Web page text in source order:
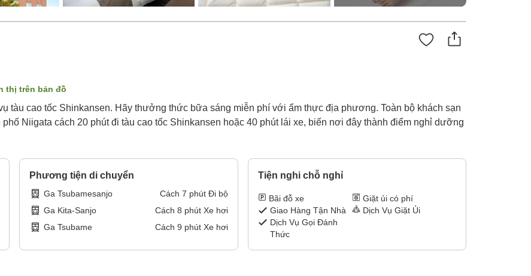
thị trên bản đồ
tàu cao tốc Shinkansen. Hãy thưởng thức bữa sáng miễn phí với ẩm thực địa phương. Toàn bộ khách sạn
Niigata cách 20 phút đi tàu cao tốc Shinkansen hoặc 40 phút lái xe, biến nơi đây thành điểm nghỉ dưỡng
Phương tiện di chuyển
Ga Tsubamesanjo Cách 7 phút Đi bộ
Ga Kita-Sanjo
Cách 8 phút Xe hơi
Ga Tsubame
Cách 9 phút Xe hơi
Tiện nghi chỗ nghỉ
Bãi đỗ xe
Giặt ủi có phí
Giao Hàng Tận Nhà
Dịch Vụ Giặt Ủi
Dịch Vụ Gọi Đánh
Thức